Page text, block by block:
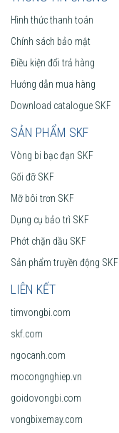
Hình thức thanh toán
Chính sách bảo mật
Điều kiện đổi trả hàng
Hướng dẫn mua hàng
Download catalogue SKF
SẢN PHẨM SKF
Vòng bi bạc đạn SKF
Gối đỡ SKF
Mỡ bôi trơn SKF
Dụng cụ bảo trì SKF
Phớt chặn dầu SKF
Sản phẩm truyền động SKF
LIÊN KẾT
timvongbi.com
skf.com
ngocanh.com
mocongnghiep.vn
goidovongbi.com
vongbixemay.com